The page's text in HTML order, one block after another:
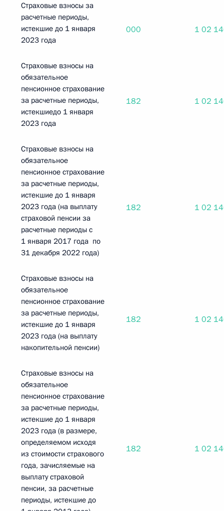
Страховые взносы за
расчетные периоды,
истекшие до 1 января
2023 года
000 1 02
Страховые взносы на
обязательное
пенсионное страхование
за расчетные периоды,
истекшиедо 1 января
2023 года
182 1 02
Страховые взносы на
обязательное
пенсионное страхование
за расчетные периоды,
истекшие до 1 января
2023 года (на выплату
страховой пенсии за
расчетные периоды с
1 января 2017 года по
31 декабря 2022 года)
182 1 02
Страховые взносы на
обязательное
пенсионное страхование
за расчетные периоды,
истекшие до 1 января
2023 года (на выплату
накопительной пенсии)
182 1 02
Страховые взносы на
обязательное
пенсионное страхование
за расчетные периоды,
истекшие до 1 января
2023 года (в размере,
определяемом исходя
из стоимости страхового
года, зачисляемые на
выплату страховой
пенсии, за расчетные
периоды, истекшие до
182 1 02